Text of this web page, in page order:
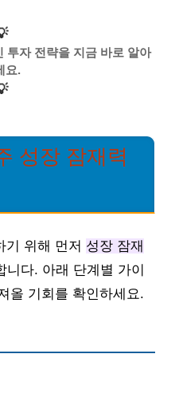
투자 전략을 지금 바로 알아
요.
성장 잠재력
기 위해 먼저 성장 잠재
니다. 아래 단계별 가이
올 기회를 확인하세요.